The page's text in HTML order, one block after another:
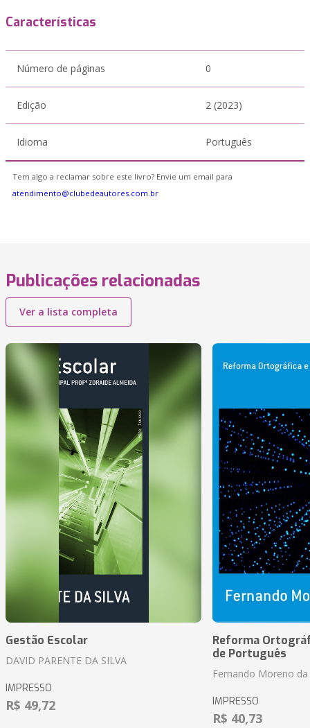
Características
Número de páginas 0
Edição 2 (2023)
Idioma Português
Tem algo a reclamar sobre este livro? Envie um email para
atendimento@clubedeautores.com.br
Publicações relacionadas
Ver a lista completa
Gestão Escolar
DAVID PARENTE DA SILVA
IMPRESSO
R$ 49,72
Reforma
de Português
Fernando Moreno da
IMPRESSO
R$ 40,73